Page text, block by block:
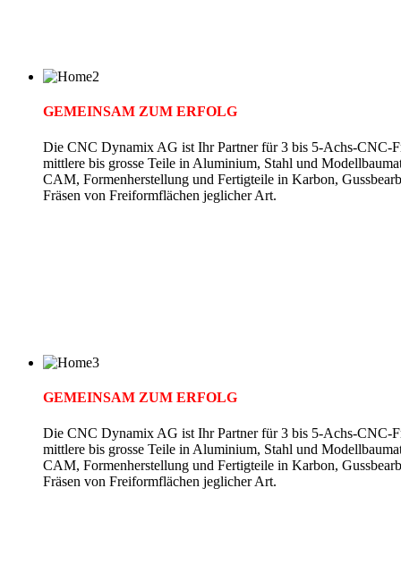
GEMEINSAM ZUM ERFOLG
Die CNC Dynamix AG ist Ihr Partner für 3 bis 5-Achs-CNC-
mittlere bis grosse Teile in Aluminium, Stahl und
CAM, Formenherstellung und Fertigteile in Karbon,
Fräsen von Freiformflächen jeglicher Art.
GEMEINSAM ZUM ERFOLG
Die CNC Dynamix AG ist Ihr Partner für 3 bis 5-Achs-CNC-
mittlere bis grosse Teile in Aluminium, Stahl und
CAM, Formenherstellung und Fertigteile in Karbon,
Fräsen von Freiformflächen jeglicher Art.